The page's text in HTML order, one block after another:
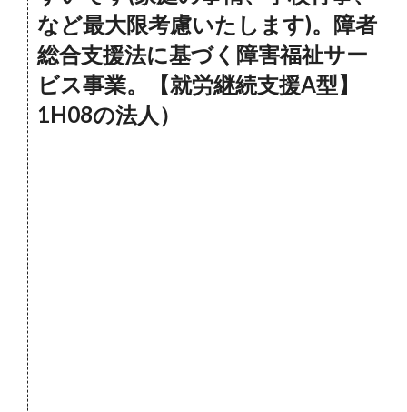
など最大限考慮いたします)。障者
総合支援法に基づく障害福祉サー
ビス事業。【就労継続支援A型】
1H08の法人）